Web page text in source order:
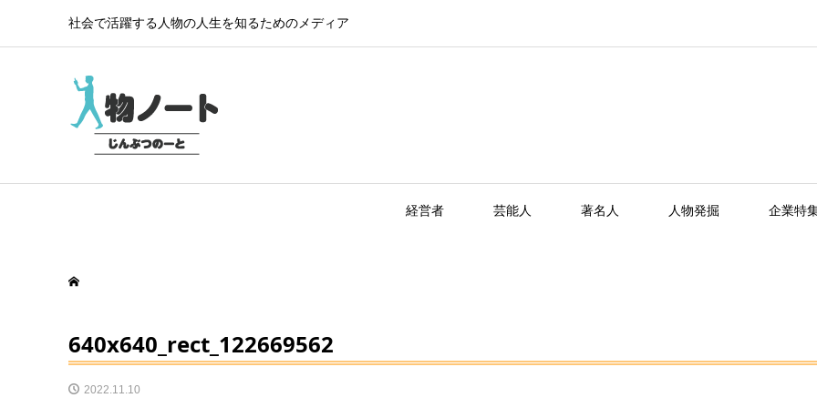
社会で活躍する人物の人生を知るためのメディア
経営者 芸能人 著名人 人物発掘 企業特
640x640_rect_122669562
2022.11.10